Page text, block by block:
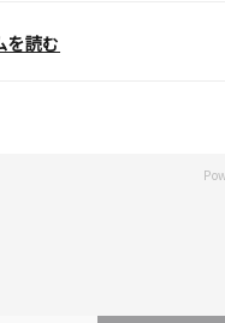
を読む